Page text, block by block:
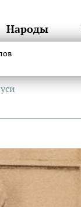
Народы